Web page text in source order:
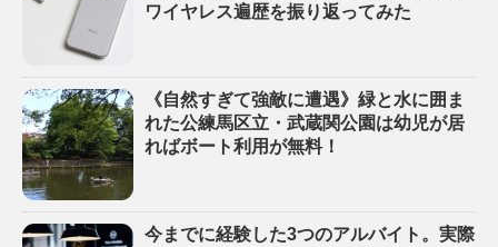
ワイヤレス遍歴を振り返ってみた
《自然すぎて強敵に遭遇》緑と水に囲ま
れた公練馬区立・武蔵関公園は幼児が居
ればボート利用が無料！
今までに経験した3つのアルバイト。実際